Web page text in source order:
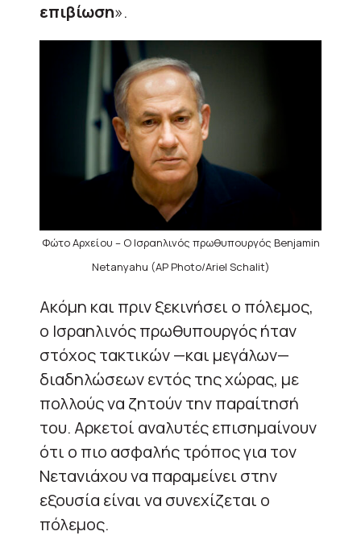
επιβίωση».
Φώτο Αρχείου – Ο Ισραηλινός πρωθυπουργός Benjamin
Netanyahu (AP Photo/Ariel Schalit)
Ακόμη και πριν ξεκινήσει ο πόλεμος,
ο Ισραηλινός πρωθυπουργός ήταν
στόχος τακτικών —και μεγάλων—
διαδηλώσεων εντός της χώρας, με
πολλούς να ζητούν την παραίτησή
του. Αρκετοί αναλυτές επισημαίνουν
ότι ο πιο ασφαλής τρόπος για τον
Νετανιάχου να παραμείνει στην
εξουσία είναι να συνεχίζεται ο
πόλεμος.